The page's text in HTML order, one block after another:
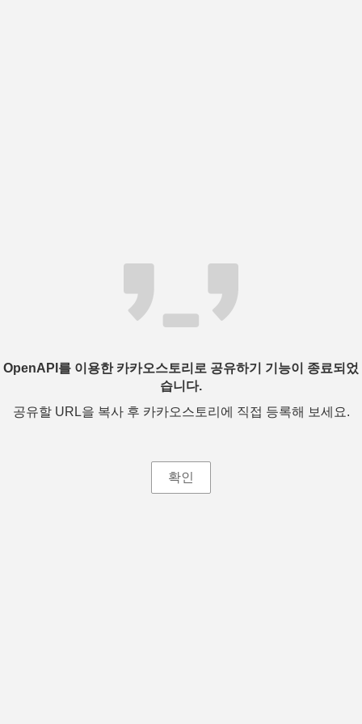
OpenAPI를 이용한 카카오스토리로 공유하기 기능이 종료되었
습니다.
공유할 URL을 복사 후 카카오스토리에 직접 등록해 보세요.
확인